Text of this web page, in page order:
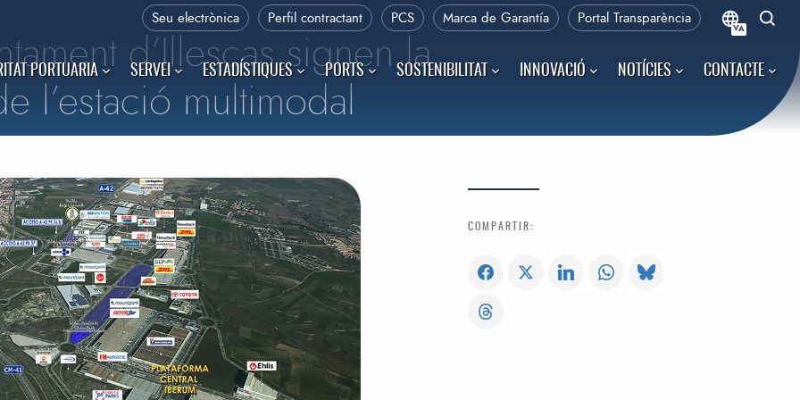
Seu electrònica Perfil contractant PCS Marca de Garantía Portal Transparència
VA
PORTUARIA SERVEI ESTADÍSTIQUES PORTS SOSTENIBILITAT INNOVACIÓ NOTÍCIES CONTACTE
d’Illescas signen la
l’estació multimodal
COMPARTIR: